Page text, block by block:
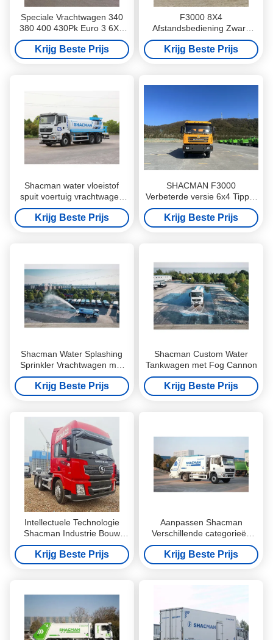
Speciale Vrachtwagen 340
380 400 430Pk Euro 3 6X4
10 Wieler F3000 Diesel
Kipwagen Vrachtwagen
Krijg Beste Prijs
F3000 8X4
Afstandsbediening Zware
Nieuwe Dump Truck Kleine
Tipper Trucks
Krijg Beste Prijs
Shacman water vloeistof
spuit voertuig vrachtwagen
met elektronische mist kanon
Krijg Beste Prijs
SHACMAN F3000
Verbeterde versie 6x4 Tipper
Truck SX3255DR404, 340HP
Euro II Constructie Dump
Truck
Krijg Beste Prijs
Shacman Water Splashing
Sprinkler Vrachtwagen met
Elektronisch Rookkanon
Krijg Beste Prijs
Shacman Custom Water
Tankwagen met Fog Cannon
Krijg Beste Prijs
Intellectuele Technologie
Shacman Industrie Bouw
Mijnbouw Vracht Transport
Sleep Trekker Voertuig
Vrachtwagen
Krijg Beste Prijs
Aanpassen Shacman
Verschillende categorieën
vuilnis vuilnis afval afval
verzamelproces vrachtwagen
Krijg Beste Prijs